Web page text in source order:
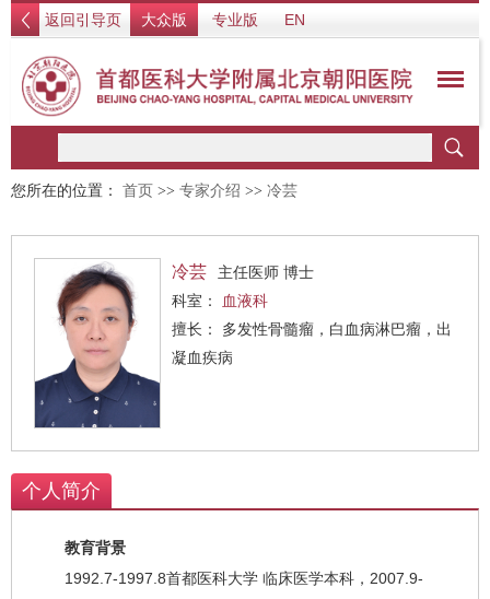
返回引导页 大众版 专业版 EN
您所在的位置： 首页 >> 专家介绍 >> 冷芸
冷芸
主任医师 博士
科室：
血液科
擅长： 多发性骨髓瘤，白血病淋巴瘤，出
凝血疾病
个人简介
教育背景
1992.7-1997.8首都医科大学 临床医学本科，2007.9-